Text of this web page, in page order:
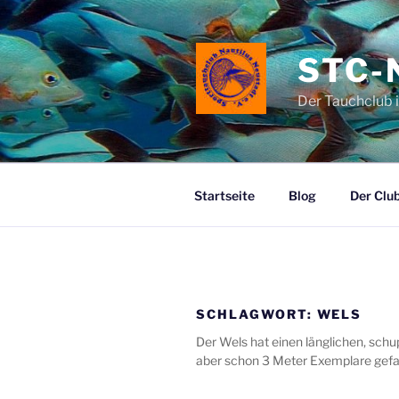
Zum
Inhalt
springen
STC-
Der Tauchclub
Startseite Blog Der
SCHLAGWORT: WELS
Der Wels hat einen länglichen,
aber schon 3 Meter Exemplare